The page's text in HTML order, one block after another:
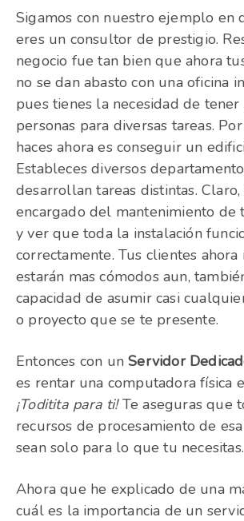
Sigamos con nuestro ejemplo en
eres un consultor de prestigio.
negocio fue tan bien que ahora
no se dan abasto con una oficina
pues tienes la necesidad de
personas para diversas tareas.
haces ahora es conseguir un
Estableces diversos
desarrollan tareas distintas.
encargado del mantenimiento de
y ver que toda la instalación
correctamente. Tus clientes ahora
estarán mas cómodos aun,
capacidad de asumir casi
o proyecto que se te presente.
Entonces con unServidor
es rentar una computadora física
¡Toditita para ti!Te aseguras que
recursos de procesamiento de
sean solo para lo que tu necesitas.
Ahora que he explicado de una
cuál es la importancia de un